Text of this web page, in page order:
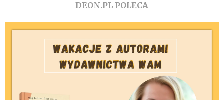
DEON.PL POLECA